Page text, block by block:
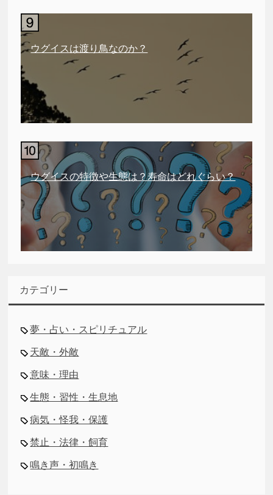
ウグイスは渡り鳥なのか？
ウグイスの特徴や生態は？寿命はどれぐらい？
カテゴリー
夢・占い・スピリチュアル
天敵・外敵
意味・理由
生態・習性・生息地
病気・怪我・保護
禁止・法律・飼育
鳴き声・初鳴き